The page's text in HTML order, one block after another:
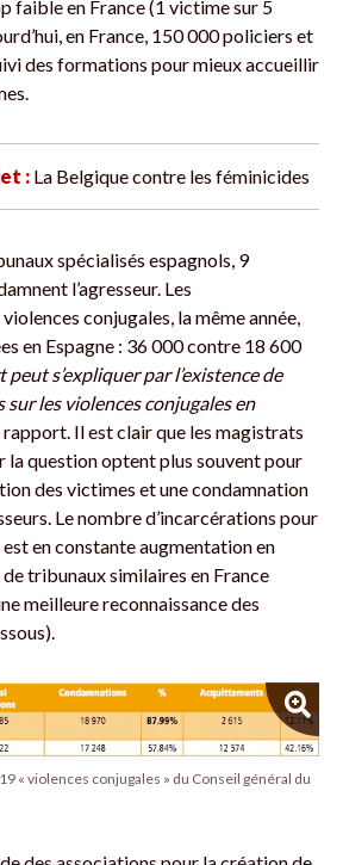
faible en France (1 victime sur 5
en France, 150 000 policiers et
des formations pour mieux accueillir
: La Belgique contre les féminicides
spécialisés espagnols, 9
l’agresseur. Les
conjugales, la même année,
en Espagne : 36 000 contre 18 600
peut s’expliquer par l’existence de
les violences conjugales en
rapport. Il est clair que les magistrats
la question optent plus souvent pour
des victimes et une condamnation
Le nombre d’incarcérations pour
en constante augmentation en
tribunaux similaires en France
meilleure reconnaissance des
« violences conjugales » du Conseil général du